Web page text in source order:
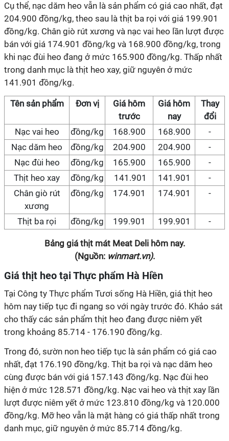
Cụ thể, nạc dăm heo vẫn là sản phẩm có giá cao nhất, đạt
204.900 đồng/kg, theo sau là thịt ba rọi với giá 199.901
đồng/kg. Chân giò rút xương và nạc vai heo lần lượt được
bán với giá 174.901 đồng/kg và 168.900 đồng/kg, trong
khi nạc đùi heo đang ở mức 165.900 đồng/kg. Thấp nhất
trong danh mục là thịt heo xay, giữ nguyên ở mức
141.901 đồng/kg.
Tên sản phẩm Đơn vị
Giá hôm
trước
Giá hôm
nay
Thay
đổi
Nạc vai heo
đồng/kg 168.900 168.900
-
Nạc dăm heo
đồng/kg 204.900 204.900
-
Nạc đùi heo
đồng/kg 165.900 165.900
-
Thịt heo xay
đồng/kg 141.901 141.901
-
Chân giò rút
xương
đồng/kg 174.901 174.901 -
Thịt ba rọi đồng/kg 199.901 199.901 -
Bảng giá thịt mát Meat Deli hôm nay.
(Nguồn: winmart.vn).
Giá thịt heo tại Thực phẩm Hà Hiền
Tại Công ty Thực phẩm Tươi sống Hà Hiền, giá thịt heo
hôm nay tiếp tục đi ngang so với ngày trước đó. Khảo sát
cho thấy các sản phẩm thịt heo đang được niêm yết
trong khoảng 85.714 - 176.190 đồng/kg.
Trong đó, sườn non heo tiếp tục là sản phẩm có giá cao
nhất, đạt 176.190 đồng/kg. Thịt ba rọi và nạc dăm heo
cùng được bán với giá 157.143 đồng/kg. Nạc đùi heo
hiện ở mức 128.571 đồng/kg. Nạc vai heo và thịt xay lần
lượt được niêm yết ở mức 123.810 đồng/kg và 120.000
đồng/kg. Mỡ heo vẫn là mặt hàng có giá thấp nhất trong
danh mục, giữ nguyên ở mức 85.714 đồng/kg.